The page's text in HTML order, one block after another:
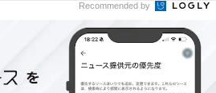
Recommended by